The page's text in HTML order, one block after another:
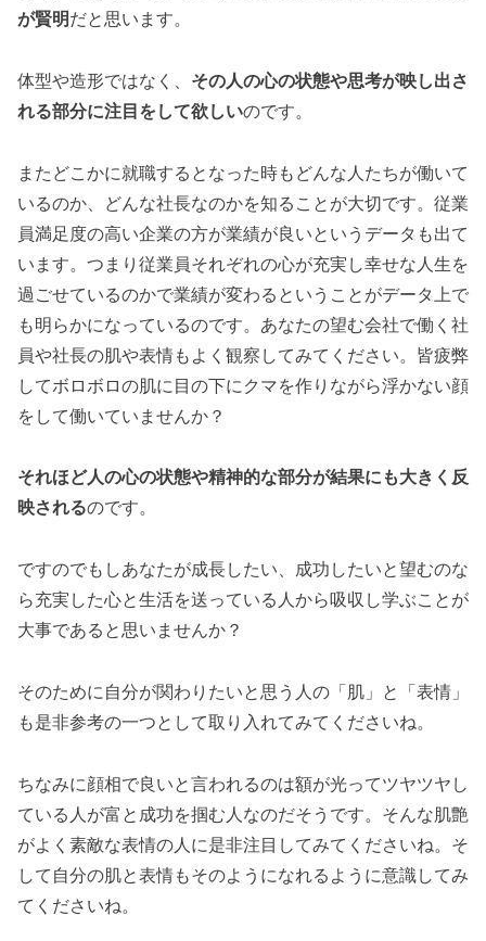
が賢明だと思います。
体型や造形ではなく、 その人の心の状態や思考が映し出さ
れる部分に注目をして欲しいのです。
またどこかに就職するとなった時もどんな人たちが働いて
いるのか、どんな社長なのかを知ることが大切です。従業
員満足度の高い企業の方が業績が良いというデータも出て
います。つまり従業員それぞれの心が充実し幸せな人生を
過ごせているのかで業績が変わるということがデータ上で
も明らかになっているのです。あなたの望む会社で働く社
員や社長の肌や表情もよく観察してみてください。皆疲弊
してボロボロの肌に目の下にクマを作りながら浮かない顔
をして働いていませんか？
それほど人の心の状態や精神的な部分が結果にも大きく反
映されるのです。
ですのでもしあなたが成長したい、成功したいと望むのな
ら充実した心と生活を送っている人から吸収し学ぶことが
大事であると思いませんか？
そのために自分が関わりたいと思う人の「肌」と「表情」
も是非参考の一つとして取り入れてみてくださいね。
ちなみに顔相で良いと言われるのは額が光ってツヤツヤし
ている人が富と成功を掴む人なのだそうです。そんな肌艶
がよく素敵な表情の人に是非注目してみてくださいね。そ
して自分の肌と表情もそのようになれるように意識してみ
てくださいね。